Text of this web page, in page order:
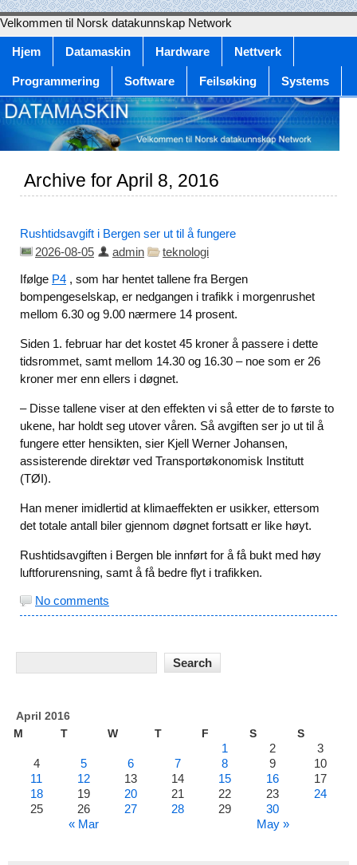
Velkommen til Norsk datakunnskap Network
Hjem Datamaskin Hardware Nettverk
Programmering Software Feilsøking Systems
Archive for April 8, 2016
Rushtidsavgift i Bergen ser ut til å fungere
2026-08-05
admin
teknologi
Ifølge P4 , som har hentet tallene fra Bergen
bompengeselskap, er nedgangen i trafikk i morgenrushet
mellom 6.30 og 9.00 nærmere 14 prosent.
Siden 1. februar har det kostet 45 kroner å passere i dette
tidsrommet, samt mellom 14.30 og 16.30 – noe som er 26
kroner mer enn ellers i døgnet.
– Disse tallene viser at den effekten vi så etter de to første to
ukene, har holdt seg utover våren. Så avgiften ser jo ut til å
fungere etter hensikten, sier Kjell Werner Johansen,
assisterende direktør ved Transportøkonomisk Institutt
(TØI).
Han mener imidlertid at klimaeffekten er usikker, ettersom
det totale antall biler gjennom døgnet fortsatt er like høyt.
Rushtidsavgiften i Bergen ble innført for å få bukt med høy
luftforurensning, samt å få bedre flyt i trafikken.
No comments
April 2016
M
T W T F S S
« Mar May »
1 2
3
4
5 6 7 8 9
10
11
12 13 14 15 16
17
18
19 20 21 22 23
24
25
26 27 28 29 30